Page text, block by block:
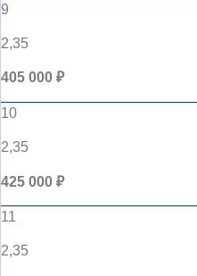
9
2,35
405 000 ₽
10
2,35
425 000 ₽
11
2,35